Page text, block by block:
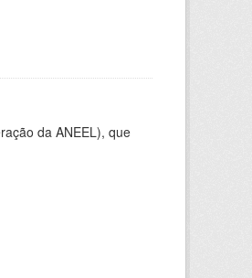
da ANEEL), que